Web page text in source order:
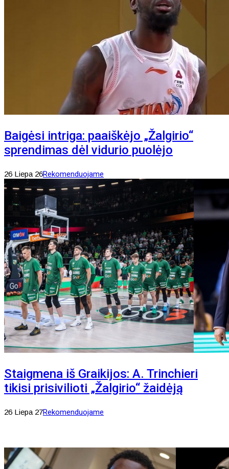
Baigėsi intriga: paaiškėjo „Žalgirio“
sprendimas dėl vidurio puolėjo
26 Liepa 26Rekomenduojame
Staigmena iš Graikijos: A. Trinchieri
tikisi prisivilioti „Žalgirio“ žaidėją
26 Liepa 27Rekomenduojame